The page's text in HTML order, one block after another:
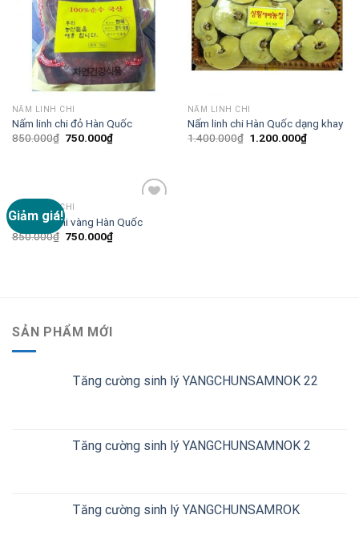
NẤM LINH CHI
Nấm linh chi đỏ Hàn Quốc
850.000₫ 750.000₫
NẤM LINH CHI
Nấm linh chi Hàn Quốc dạng khay
1.400.000₫ 1.200.000₫
Giảm giá!
Add to
Wishlist
NẤM LINH CHI
Nấm linh chi vàng Hàn Quốc
850.000₫ 750.000₫
SẢN PHẨM MỚI
Tăng cường sinh lý YANGCHUNSAMNOK 22
Tăng cường sinh lý YANGCHUNSAMNOK 2
Tăng cường sinh lý YANGCHUNSAMROK